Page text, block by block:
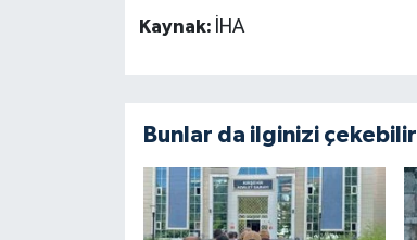
Kaynak: İHA
Bunlar da ilginizi çekebilir